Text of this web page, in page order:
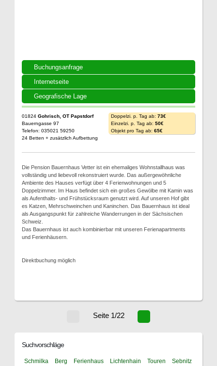
Buchungsanfrage
Internetseite
Geografische Lage
01824 Gohrisch, OT Papstdorf
Bauerngasse 97
Telefon: 035021 59250
24 Betten + zusätzlich Aufbettung
Doppelzi. p. Tag ab: 73€
Einzelzi. p. Tag ab: 50€
Objekt pro Tag ab: 65€
Die Pension Bauernhaus Vetter ist ein ehemaliges Wohnstallhaus was
vollständig und liebevoll rekonstruiert wurde. Das außergewöhnliche
Ambiente des Hauses verfügt über 4 Ferienwohnungen und 5
Doppelzimmer. Im Haus befindet sich ein großes Gewölbe mit Kamin was
als Aufenthalts- und Frühstücksraum genutzt wird. Auf unseren Hof gibt
es Katzen, Mehrschweinchen und Kaninchen. Das Bauernhaus ist ideal
als Ausgangspunkt für zahlreiche Wanderrungen in der Sächsischen
Schweiz.
Das Bauernhaus ist auch kombinierbar mit unseren Ferienapartments
und Ferienhäusern.
Direktbuchung möglich
Seite 1/22
Suchvorschläge
Schmilka Berg Ferienhaus Lichtenhain Touren
Sebnitz